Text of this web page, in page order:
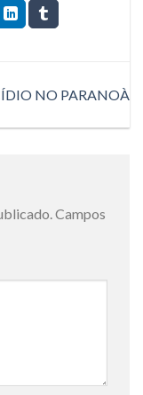
NO PARANOÀ
Campos